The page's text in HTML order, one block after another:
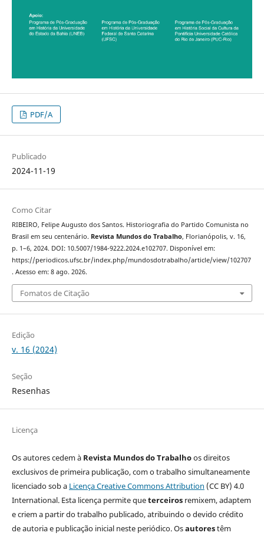
PDF/A
Publicado
2024-11-19
Como Citar
RIBEIRO, Felipe Augusto dos Santos. Historiografia do Partido Comunista no
Brasil em seu centenário. Revista Mundos do Trabalho, Florianópolis, v. 16,
p. 1–6, 2024. DOI: 10.5007/1984-9222.2024.e102707. Disponível em:
https://periodicos.ufsc.br/index.php/mundosdotrabalho/article/view/102707
. Acesso em: 8 ago. 2026.
Fomatos de Citação
Edição
v. 16 (2024)
Seção
Resenhas
Licença
Os autores cedem à Revista Mundos do Trabalhoos direitos
exclusivos de primeira publicação, com o trabalho simultaneamente
licenciado sob a Licença Creative Commons Attribution (CC BY) 4.0
International. Esta licença permite queterceirosremixem, adaptem
e criem a partir do trabalho publicado, atribuindo o devido crédito
de autoria e publicação inicial neste periódico. Osautorestêm